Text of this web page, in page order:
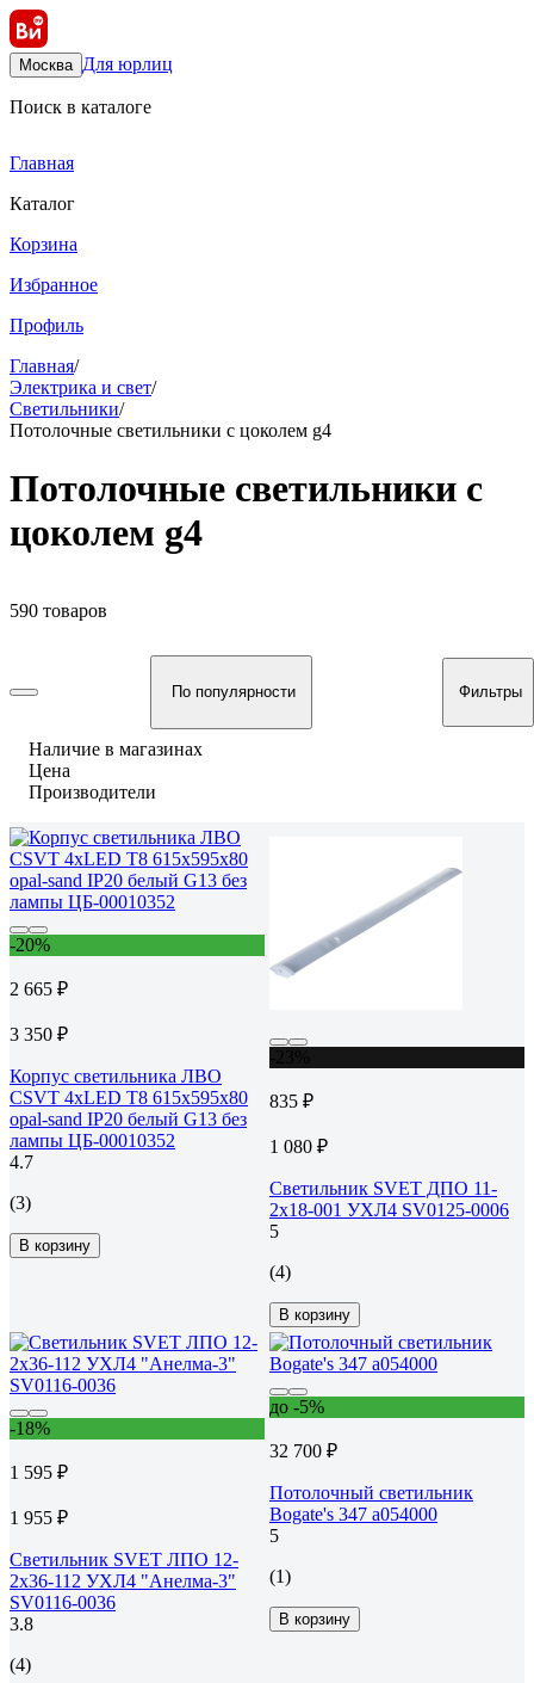
Москва Для юрлиц
Поиск в каталоге
Главная
Каталог
Корзина
Избранное
Профиль
Главная/
Электрика и свет/
Светильники/
Потолочные светильники с цоколем g4
Потолочные светильники с
цоколем g4
590 товаров
По популярности Фильтры
Наличие в магазинах
Цена
Производители
-20%
2 665 ₽
3 350 ₽
Корпус светильника ЛВО
CSVT 4хLED T8 615х595х80
opal-sand IP20 белый G13 без
лампы ЦБ-00010352
4.7
(3)
В корзину
835 ₽
1 080 ₽
Светильник SVET ДПО 11-
2х18-001 УХЛ4 SV0125-0006
5
(4)
В корзину
-18%
1 595 ₽
1 955 ₽
Светильник SVET ЛПО 12-
2х36-112 УХЛ4 "Анелма-3"
SV0116-0036
3.8
(4)
до -5%
32 700 ₽
Потолочный светильник
Bogate's 347 a054000
5
(1)
В корзину